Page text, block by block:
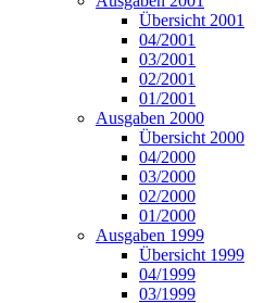
Übersicht 2001
04/2001
03/2001
02/2001
01/2001
Ausgaben 2000
Übersicht 2000
04/2000
03/2000
02/2000
01/2000
Ausgaben 1999
Übersicht 1999
04/1999
03/1999